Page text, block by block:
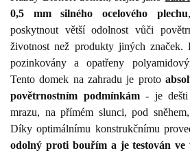
0,5 mm silného ocelového plechu
poskytnout větší odolnost vůči
životnost než produkty jiných značek.
pozinkovány a opatřeny
Tento domek na zahradu je proto
povětrnostním podmínkám- je dešti
mrazu, na přímém slunci, pod
Díky optimálnímu konstrukčnímu
odolný proti bouřím a je testován ve